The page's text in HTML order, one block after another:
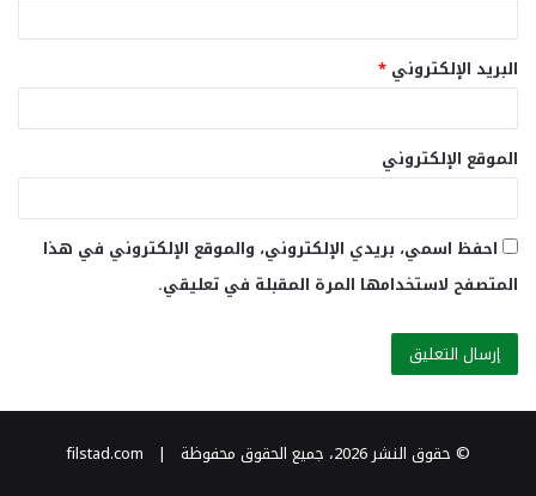
البريد الإلكتروني *
الموقع الإلكتروني
احفظ اسمي، بريدي الإلكتروني، والموقع الإلكتروني في هذا
المتصفح لاستخدامها المرة المقبلة في تعليقي.
© حقوق النشر 2026، جميع الحقوق محفوظة | filstad.com